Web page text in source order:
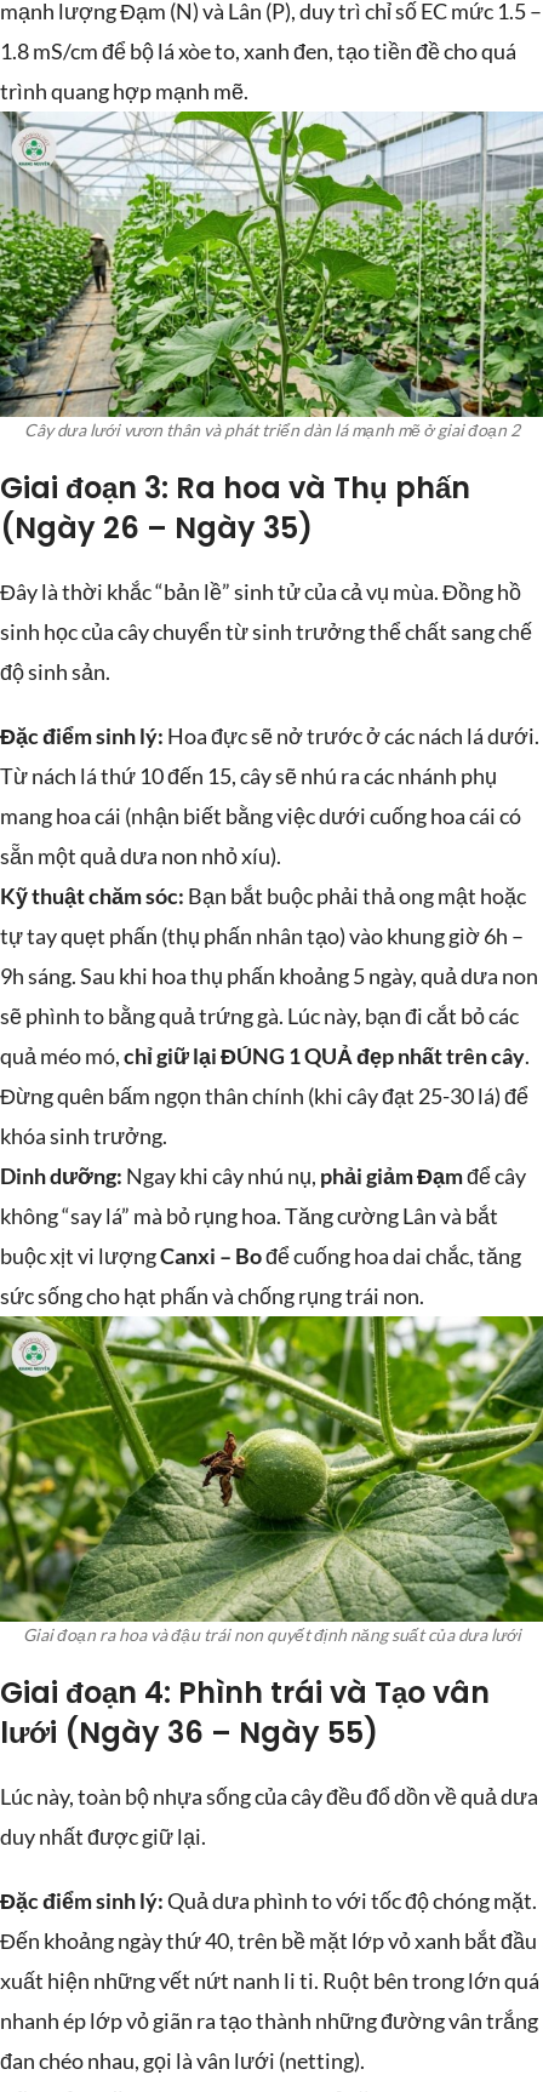
mạnh lượng Đạm (N) và Lân (P), duy trì chỉ số EC mức 1.5 –
1.8 mS/cm để bộ lá xòe to, xanh đen, tạo tiền đề cho quá
trình quang hợp mạnh mẽ.
Cây dưa lưới vươn thân và phát triển dàn lá mạnh mẽ ở giai đoạn 2
Giai đoạn 3: Ra hoa và Thụ phấn
(Ngày 26 – Ngày 35)
Đây là thời khắc “bản lề” sinh tử của cả vụ mùa. Đồng hồ
sinh học của cây chuyển từ sinh trưởng thể chất sang chế
độ sinh sản.
Đặc điểm sinh lý: Hoa đực sẽ nở trước ở các nách lá dưới.
Từ nách lá thứ 10 đến 15, cây sẽ nhú ra các nhánh phụ
mang hoa cái (nhận biết bằng việc dưới cuống hoa cái có
sẵn một quả dưa non nhỏ xíu).
Kỹ thuật chăm sóc: Bạn bắt buộc phải thả ong mật hoặc
tự tay quẹt phấn (thụ phấn nhân tạo) vào khung giờ 6h –
9h sáng. Sau khi hoa thụ phấn khoảng 5 ngày, quả dưa non
sẽ phình to bằng quả trứng gà. Lúc này, bạn đi cắt bỏ các
quả méo mó,chỉ giữ lại ĐÚNG 1 QUẢ đẹp nhất trên cây.
Đừng quên bấm ngọn thân chính (khi cây đạt 25-30 lá) để
khóa sinh trưởng.
Dinh dưỡng: Ngay khi cây nhú nụ, phải giảm Đạmđể cây
không “say lá” mà bỏ rụng hoa. Tăng cường Lân và bắt
buộc xịt vi lượngCanxi – Bođể cuống hoa dai chắc, tăng
sức sống cho hạt phấn và chống rụng trái non.
Giai đoạn ra hoa và đậu trái non quyết định năng suất của dưa lưới
Giai đoạn 4: Phình trái và Tạo vân
lưới (Ngày 36 – Ngày 55)
Lúc này, toàn bộ nhựa sống của cây đều đổ dồn về quả dưa
duy nhất được giữ lại.
Đặc điểm sinh lý:Quả dưa phình to với tốc độ chóng mặt.
Đến khoảng ngày thứ 40, trên bề mặt lớp vỏ xanh bắt đầu
xuất hiện những vết nứt nanh li ti. Ruột bên trong lớn quá
nhanh ép lớp vỏ giãn ra tạo thành những đường vân trắng
đan chéo nhau, gọi là vân lưới (netting).